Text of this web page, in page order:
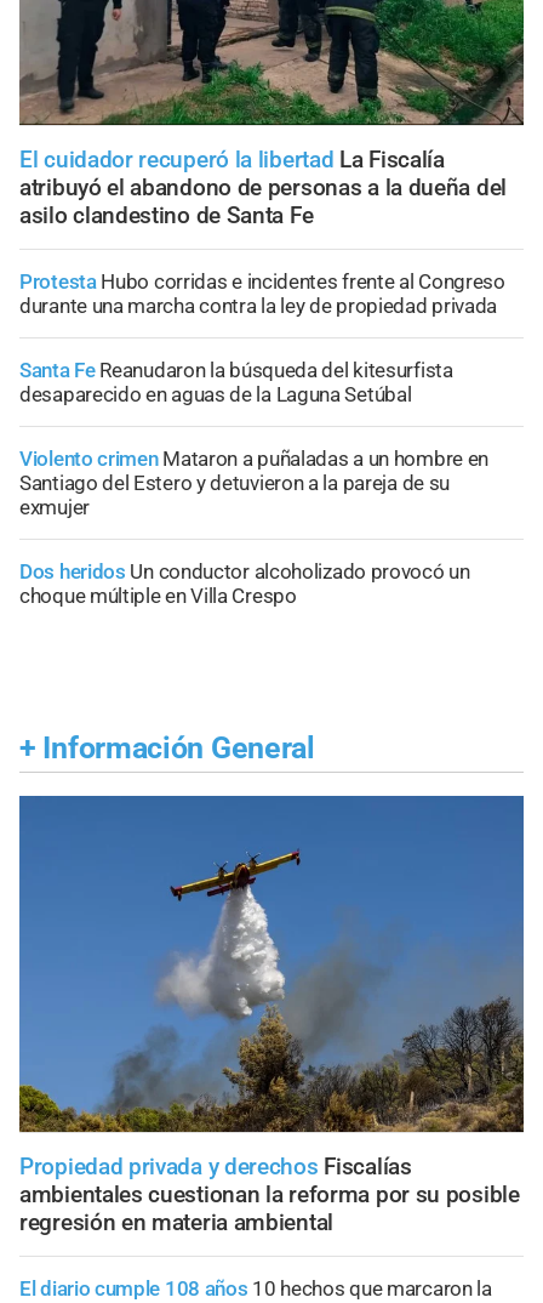
El cuidador recuperó la libertad La Fiscalía
atribuyó el abandono de personas a la dueña del
asilo clandestino de Santa Fe
Protesta Hubo corridas e incidentes frente al Congreso
durante una marcha contra la ley de propiedad privada
Santa Fe Reanudaron la búsqueda del kitesurfista
desaparecido en aguas de la Laguna Setúbal
Violento crimen Mataron a puñaladas a un hombre en
Santiago del Estero y detuvieron a la pareja de su
exmujer
Dos heridos Un conductor alcoholizado provocó un
choque múltiple en Villa Crespo
+ Información General
Propiedad privada y derechos Fiscalías
ambientales cuestionan la reforma por su posible
regresión en materia ambiental
El diario cumple 108 años 10 hechos que marcaron la